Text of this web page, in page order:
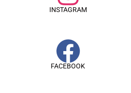
INSTAGRAM
FACEBOOK